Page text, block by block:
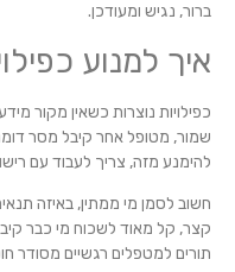
ברור, נגיש ומעודכן.
איך למנוע
כפילויות נוצרות כשאין מקור
שמור, מטופל אחר קיבל מסר
להימנע מזה, צריך לעבוד עם
חשוב לסמן מי ממתין, באיזה
קצר, קל מאוד לשכוח מי כבר
תורים למטפלים רגשיים מסודר